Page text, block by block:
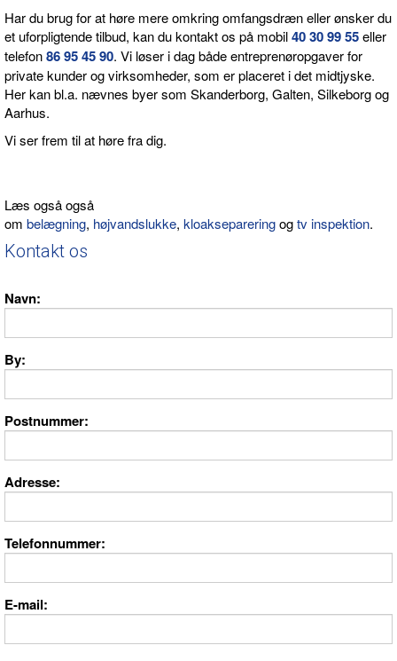
Har du brug for at høre mere omkring omfangsdræn eller ønsker du
et uforpligtende tilbud, kan du kontakt os på mobil40 30 99 55eller
telefon86 95 45 90. Vi løser i dag både entreprenøropgaver for
private kunder og virksomheder, som er placeret i det midtjyske.
Her kan bl.a. nævnes byer som Skanderborg, Galten, Silkeborg og
Aarhus.
Vi ser frem til at høre fra dig.
Læs også også
om belægning, højvandslukke, kloaksepareringogtv inspektion.
Kontakt os
Navn
By
Postnummer
Adresse
Telefonnummer
E-mail